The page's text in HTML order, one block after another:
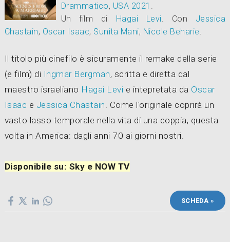
Drammatico, USA 2021
Un film di Hagai Levi Con Jessica
Chastain, Oscar Isaac, Sunita Mani, Nicole Beharie
Il titolo più cinefilo è sicuramente il remake della serie
(e film) di Ingmar Bergman, scritta e diretta dal
maestro israeliano Hagai Levi e intepretata da Oscar
Isaac e Jessica Chastain . Come l'originale coprirà un
vasto lasso temporale nella vita di una coppia, questa
volta in America: dagli anni 70 ai giorni nostri.
Disponibile su: Sky e NOW TV
SCHEDA »